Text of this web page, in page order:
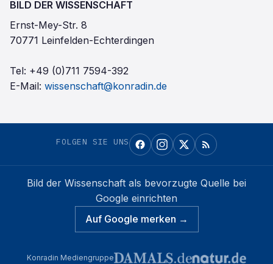
BILD DER WISSENSCHAFT
Ernst-Mey-Str. 8
70771 Leinfelden-Echterdingen
Tel: +49 (0)711 7594-392
E-Mail: wissenschaft@konradin.de
FOLGEN SIE UNS
Bild der Wissenschaft als bevorzugte Quelle bei
Google einrichten
Auf Google merken →
Konradin Mediengruppe